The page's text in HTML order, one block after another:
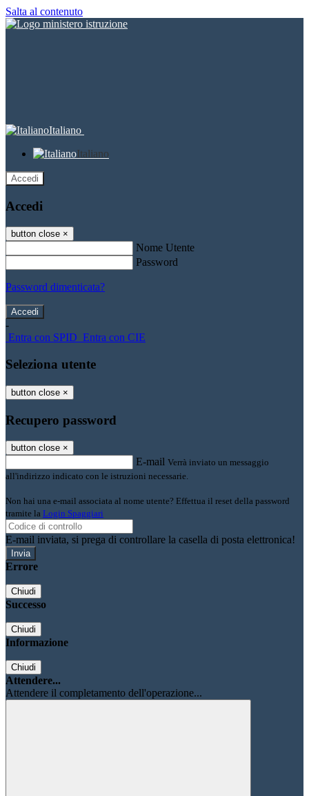
Salta al contenuto
Italiano
Italiano
Accedi
Accedi
button close ×
Nome Utente
Password
Password dimenticata?
-
Entra con SPID Entra con CIE
Seleziona utente
button close ×
Recupero password
button close ×
E-mail Verrà inviato un messaggio
all'indirizzo indicato con le istruzioni necessarie.
Non hai una e-mail associata al nome utente? Effettua il reset della password
tramite la Login Spaggiari
E-mail inviata, si prega di controllare la casella di posta elettronica!
Errore
Chiudi
Successo
Chiudi
Informazione
Chiudi
Attendere...
Attendere il completamento dell'operazione...